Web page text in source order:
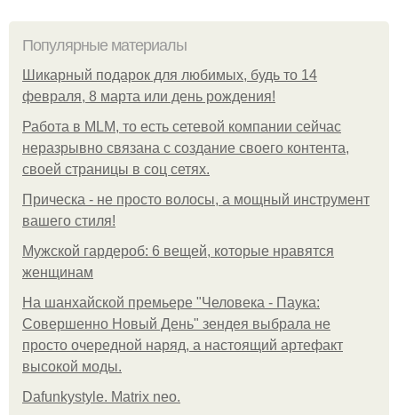
Популярные материалы
Шикарный подарок для любимых, будь то 14
февраля, 8 марта или день рождения!
Работа в MLM, то есть сетевой компании сейчас
неразрывно связана с создание своего контента,
своей страницы в соц сетях.
Прическа - не просто волосы, а мощный инструмент
вашего стиля!
Мужской гардероб: 6 вещей, которые нравятся
женщинам
На шанхайской премьере "Человека - Паука:
Совершенно Новый День" зендея выбрала не
просто очередной наряд, а настоящий артефакт
высокой моды.
Dafunkystyle. Matrix neo.